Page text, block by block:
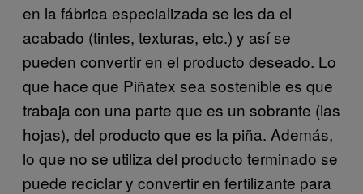
en la fábrica especializada se les da el
acabado (tintes, texturas, etc.) y así se
pueden convertir en el producto deseado. Lo
que hace que Piñatex sea sostenible es que
trabaja con una parte que es un sobrante (las
hojas), del producto que es la piña. Además,
lo que no se utiliza del producto terminado se
puede reciclar y convertir en fertilizante para